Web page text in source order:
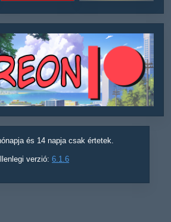
és 14 napja csak értetek.
verzió: 6.1.6